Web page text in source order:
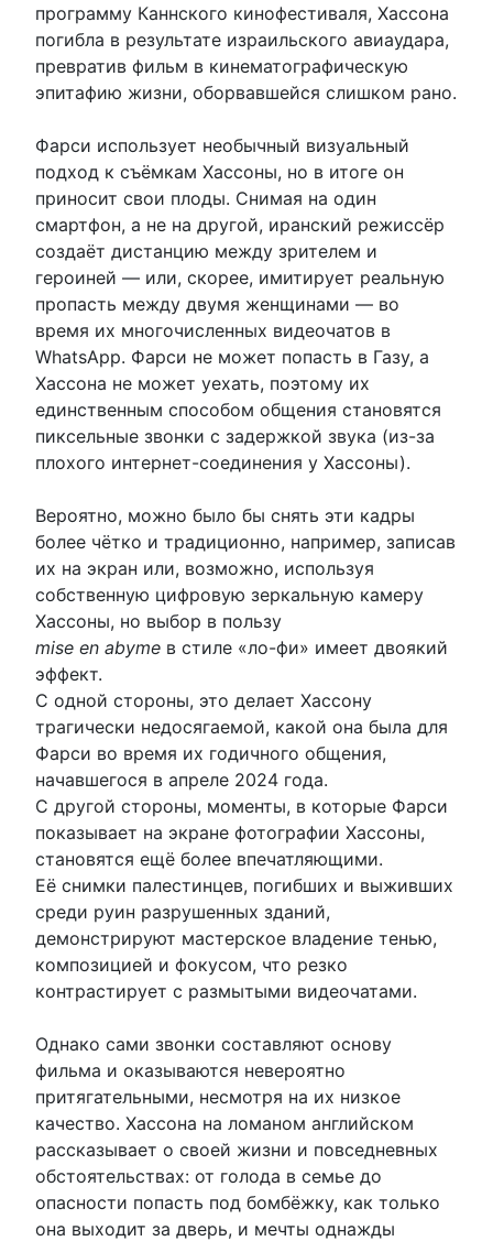
программу Каннского кинофестиваля, Хассона
погибла в результате израильского авиаудара,
превратив фильм в кинематографическую
эпитафию жизни, оборвавшейся слишком рано.
Фарси использует необычный визуальный
подход к съёмкам Хассоны, но в итоге он
приносит свои плоды. Снимая на один
смартфон, а не на другой, иранский режиссёр
создаёт дистанцию между зрителем и
героиней — или, скорее, имитирует реальную
пропасть между двумя женщинами — во
время их многочисленных видеочатов в
WhatsApp. Фарси не может попасть в Газу, а
Хассона не может уехать, поэтому их
единственным способом общения становятся
пиксельные звонки с задержкой звука (из-за
плохого интернет-соединения у Хассоны).
Вероятно, можно было бы снять эти кадры
более чётко и традиционно, например, записав
их на экран или, возможно, используя
собственную цифровую зеркальную камеру
Хассоны, но выбор в пользу
mise en abyme в стиле «ло-фи» имеет двоякий
эффект.
С одной стороны, это делает Хассону
трагически недосягаемой, какой она была для
Фарси во время их годичного общения,
начавшегося в апреле 2024 года.
С другой стороны, моменты, в которые Фарси
показывает на экране фотографии Хассоны,
становятся ещё более впечатляющими.
Её снимки палестинцев, погибших и выживших
среди руин разрушенных зданий,
демонстрируют мастерское владение тенью,
композицией и фокусом, что резко
контрастирует с размытыми видеочатами.
Однако сами звонки составляют основу
фильма и оказываются невероятно
притягательными, несмотря на их низкое
качество. Хассона на ломаном английском
рассказывает о своей жизни и повседневных
обстоятельствах: от голода в семье до
опасности попасть под бомбёжку, как только
она выходит за дверь, и мечты однажды